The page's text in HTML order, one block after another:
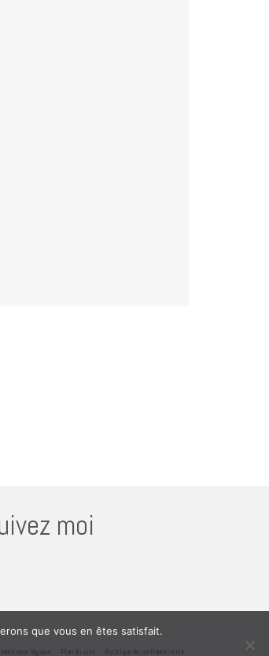
moi
Mentions légales Plan du site Politique de confidentialité
que vous en êtes satisfait.